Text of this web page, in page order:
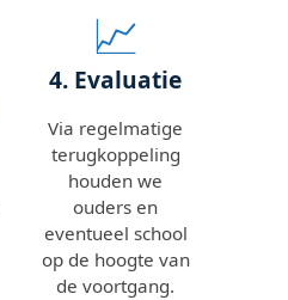
📈
4. Evaluatie
Via regelmatige
terugkoppeling
houden we
ouders en
eventueel school
op de hoogte van
de voortgang.